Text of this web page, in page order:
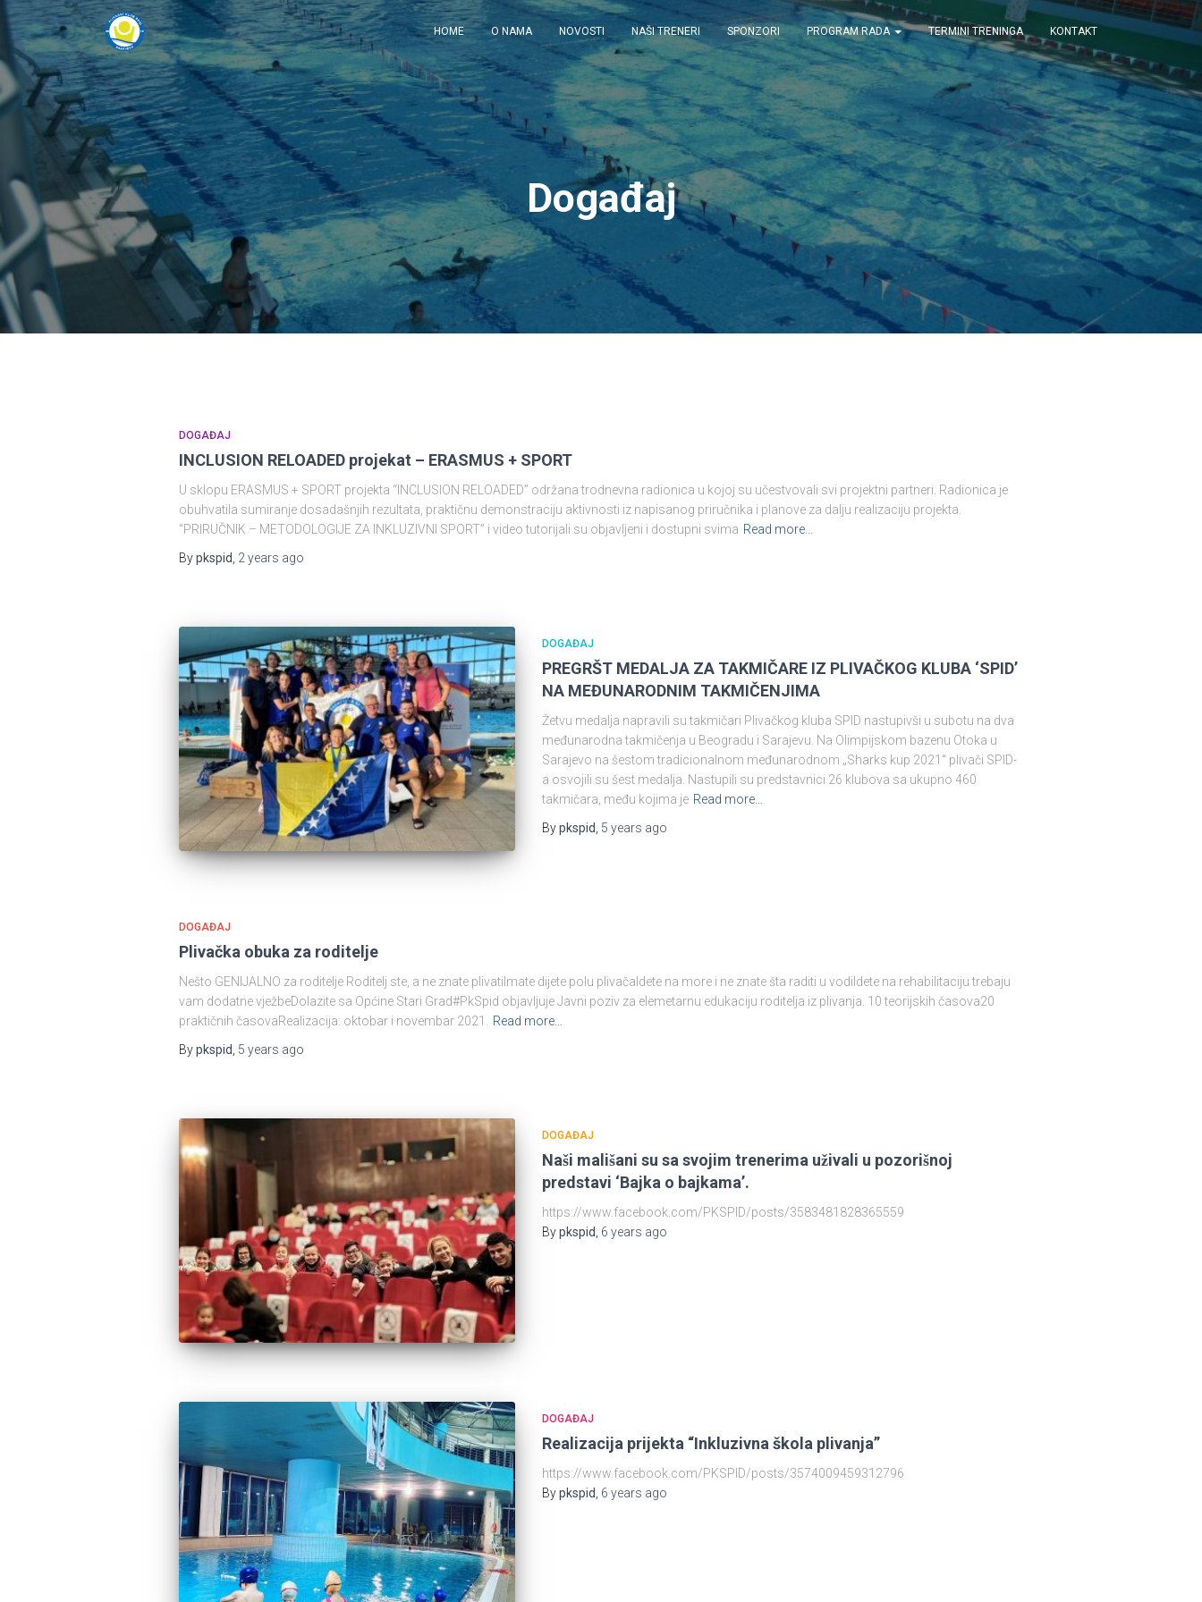
HOME O NAMA NOVOSTI NAŠI TRENERI SPONZORI PROGRAM RADA TERMINI TRENINGA KONTAKT
Događaj
DOGAĐAJ
INCLUSION RELOADED projekat – ERASMUS + SPORT
U sklopu ERASMUS + SPORT projekta “INCLUSION RELOADED” održana trodnevna radionica u kojoj su učestvovali svi projektni partneri. Radionica je
obuhvatila sumiranje dosadašnjih rezultata, praktičnu demonstraciju aktivnosti iz napisanog priručnika i planove za dalju realizaciju projekta.
“PRIRUČNIK – METODOLOGIJE ZA INKLUZIVNI SPORT” i video tutorijali su objavljeni i dostupni svima Read more…
Bypkspid 2 years ago
DOGAĐAJ
PREGRŠT MEDALJA ZA TAKMIČARE IZ PLIVAČKOG KLUBA ‘SPID’
NA MEĐUNARODNIM TAKMIČENJIMA
Žetvu medalja napravili su takmičari Plivačkog kluba SPID nastupivši u subotu na dva
međunarodna takmičenja u Beogradu i Sarajevu. Na Olimpijskom bazenu Otoka u
Sarajevo na šestom tradicionalnom međunarodnom „Sharks kup 2021“ plivači SPID-
a osvojili su šest medalja. Nastupili su predstavnici 26 klubova sa ukupno 460
takmičara, među kojima je Read more…
Bypkspid 5 years ago
DOGAĐAJ
Plivačka obuka za roditelje
Nešto GENIJALNO za roditelje Roditelj ste, a ne znate plivatiImate dijete polu plivačaIdete na more i ne znate šta raditi u vodiIdete na rehabilitaciju trebaju
vam dodatne vježbeDolazite sa Općine Stari Grad#PkSpid objavljuje Javni poziv za elemetarnu edukaciju roditelja iz plivanja. 10 teorijskih časova20
praktičnih časovaRealizacija: oktobar i novembar 2021.
Read more…
Bypkspid 5 years ago
DOGAĐAJ
Naši mališani su sa svojim trenerima uživali u pozorišnoj
predstavi ‘Bajka o bajkama’.
https://www.facebook.com/PKSPID/posts/3583481828365559
Bypkspid 6 years ago
DOGAĐAJ
Realizacija prijekta “Inkluzivna škola plivanja”
https://www.facebook.com/PKSPID/posts/3574009459312796
Bypkspid 6 years ago